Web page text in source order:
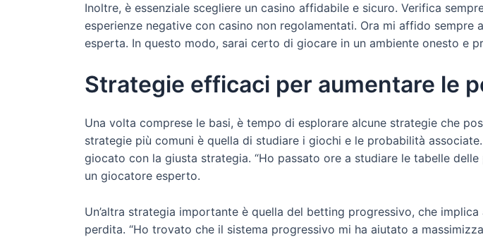
Inoltre, è essenziale scegliere un casino affidabile e sicuro. Verifica
esperienze negative con casino non regolamentati. Ora mi affido sempre
esperta. In questo modo, sarai certo di giocare in un ambiente onesto e
Strategie efficaci per aumentare le
Una volta comprese le basi, è tempo di esplorare alcune strategie che
strategie più comuni è quella di studiare i giochi e le probabilità
giocato con la giusta strategia. “Ho passato ore a studiare le tabelle
un giocatore esperto.
Un’altra strategia importante è quella del betting progressivo, che
perdita. “Ho trovato che il sistema progressivo mi ha aiutato a